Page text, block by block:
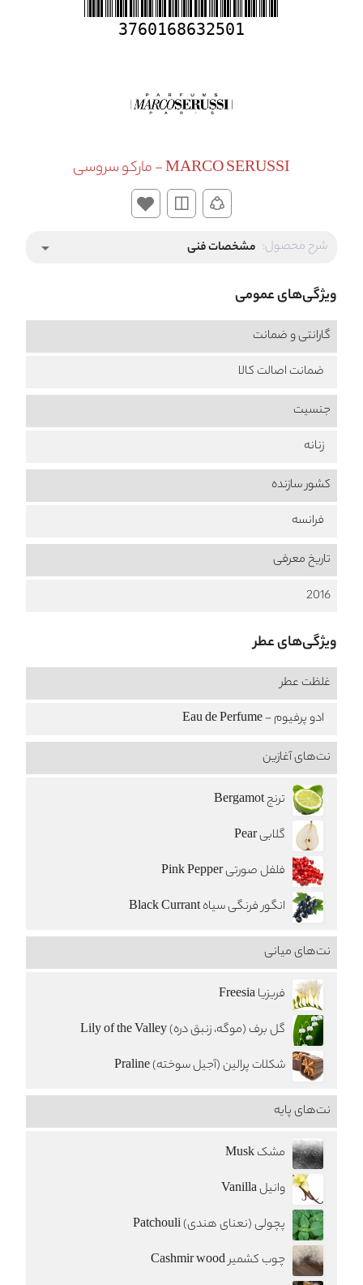
3760168632501
MARCO SERUSSI - مارکو سروسی
شرح محصول: مشخصات فنی arrow_drop_down
ویژگی‌های عمومی
گارانتی و ضمانت
ضمانت اصالت کالا
جنسیت
زنانه
کشور سازنده
فرانسه
تاریخ معرفی
2016
ویژگی‌های عطر
غلظت عطر
ادو پرفیوم - Eau de Perfume
نت‌های آغازین
ترنج Bergamot
گلابی Pear
فلفل صورتی Pink Pepper
انگور فرنگی سیاه Black Currant
نت‌های میانی
فریزیا Freesia
گل برف (موگه، زنبق دره) Lily of the Valley
شکلات پرالین (آجیل سوخته) Praline
نت‌های پایه
مشک Musk
وانیل Vanilla
پچولی (نعنای هندی) Patchouli
چوب کشمیر Cashmir wood